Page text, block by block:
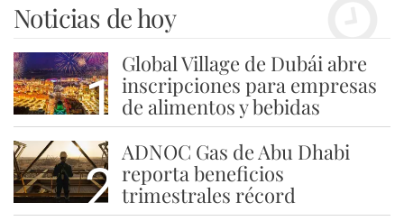
Noticias de hoy
1
Global Village de Dubái abre
inscripciones para empresas
de alimentos y bebidas
2
ADNOC Gas de Abu Dhabi
reporta beneficios
trimestrales récord